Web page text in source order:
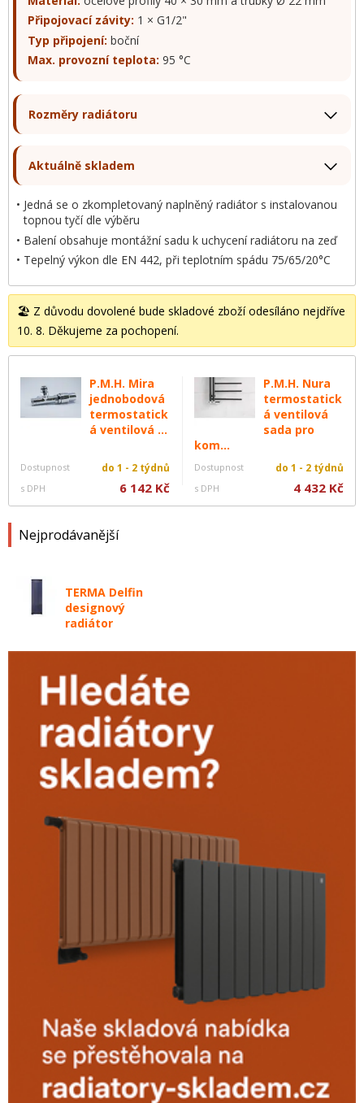
🏖️ Z důvodu dovolené bude skladové zboží odesíláno nejdříve
10. 8. Děkujeme za pochopení.
P.M.H. Mira
jednobodová
termostatick
á ventilová ...
Dostupnost do 1 - 2 týdnů
s DPH 6 142 Kč
P.M.H. Nura
termostatick
á ventilová
sada pro
kom...
Dostupnost do 1 - 2 týdnů
s DPH 4 432 Kč
Nejprodávanější
TERMA Delfin
designový
radiátor
Připojovací závity: 1 × G1/2"
Typ připojení: boční
Max. provozní teplota: 95 °C
Rozměry radiátoru
Aktuálně skladem
Jedná se o zkompletovaný naplněný radiátor s instalovanou
topnou tyčí dle výběru
Balení obsahuje montážní sadu k uchycení radiátoru na zeď
Tepelný výkon dle EN 442, při teplotním spádu 75/65/20°C